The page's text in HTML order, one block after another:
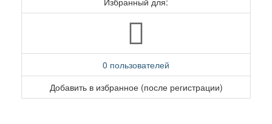
0 пользователей
Добавить в избранное (после регистрации)